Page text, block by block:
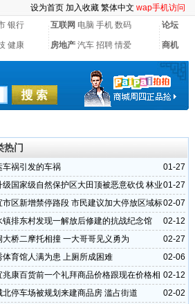
设为首页 加入收藏 繁体中文 wap手机访问
银行 互联网 电脑 手机 数码 论坛
健康 房地产 汽车 招聘 情爱 商机
热门
01-27
车祸引发的车祸
01-27
级国家级自然保护区大田顶被恶意砍伐 林业
不重视
02-07
市区新增禁停路段 市民建议加大停放区域标
02-12
镇排东村发现一解放后修建的抗战纪念馆
02-27
大桥二摩托相撞 一大哥哥见义勇为
02-06
体育馆人满为患 上厕所成困难
02-12
兆康百货前一个礼拜商品价格跟现在价格相
02-02
北停车场被规划来建商品房 滥占街道